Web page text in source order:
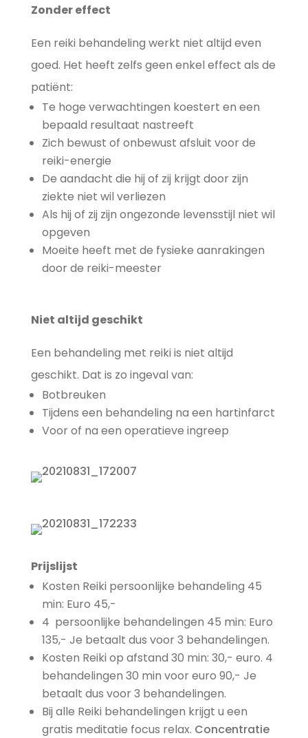
Zonder effect
Een reiki behandeling werkt niet altijd even
goed. Het heeft zelfs geen enkel effect als de
patiënt:
Te hoge verwachtingen koestert en een
bepaald resultaat nastreeft
Zich bewust of onbewust afsluit voor de
reiki-energie
De aandacht die hij of zij krijgt door zijn
ziekte niet wil verliezen
Als hij of zij zijn ongezonde levensstijl niet wil
opgeven
Moeite heeft met de fysieke aanrakingen
door de reiki-meester
Niet altijd geschikt
Een behandeling met reiki is niet altijd
geschikt. Dat is zo ingeval van:
Botbreuken
Tijdens een behandeling na een hartinfarct
Voor of na een operatieve ingreep
Prijslijst
Kosten Reiki persoonlijke behandeling 45
min: Euro 45,-
4 persoonlijke behandelingen 45 min: Euro
135,- Je betaalt dus voor 3 behandelingen.
Kosten Reiki op afstand 30 min: 30,- euro. 4
behandelingen 30 min voor euro 90,- Je
betaalt dus voor 3 behandelingen.
Bij alle Reiki behandelingen krijgt u een
gratis meditatie focus relax. Concentratie